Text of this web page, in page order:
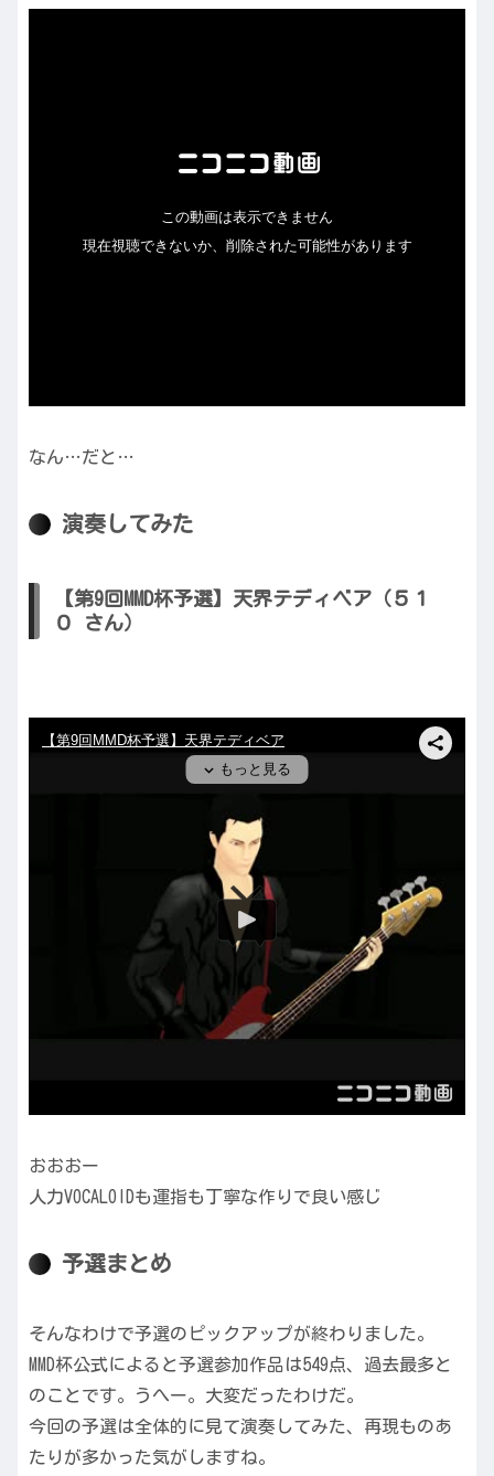
なん…だと…
演奏してみた
【第9回MMD杯予選】天界テディベア（５１
０ さん）
おおおー
人力VOCALOIDも運指も丁寧な作りで良い感じ
予選まとめ
そんなわけで予選のピックアップが終わりました。
MMD杯公式によると予選参加作品は549点、過去最多と
のことです。うへー。大変だったわけだ。
今回の予選は全体的に見て演奏してみた、再現ものあ
たりが多かった気がしますね。